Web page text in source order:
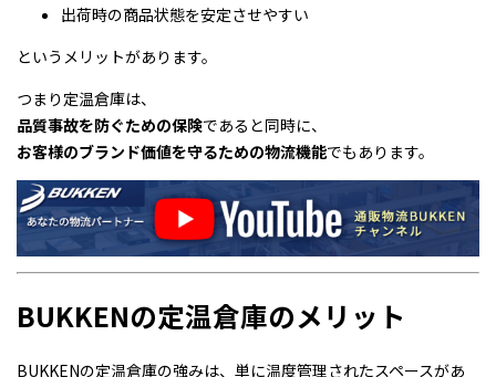
出荷時の商品状態を安定させやすい
というメリットがあります。
つまり定温倉庫は、
品質事故を防ぐための保険であると同時に、
お客様のブランド価値を守るための物流機能でもあります。
BUKKENの定温倉庫のメリット
BUKKENの定温倉庫の強みは、単に温度管理されたスペースがあ